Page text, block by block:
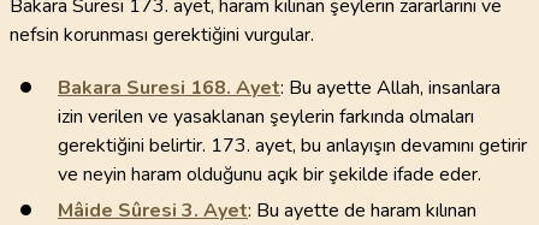
Bakara Suresi 173. ayet, haram kılınan şeylerin zararlarını ve
nefsin korunması gerektiğini vurgular.
Bakara Suresi 168. Ayet: Bu ayette Allah, insanlara
izin verilen ve yasaklanan şeylerin farkında olmaları
gerektiğini belirtir. 173. ayet, bu anlayışın devamını getirir
ve neyin haram olduğunu açık bir şekilde ifade eder.
Mâide Sûresi 3. Ayet: Bu ayette de haram kılınan